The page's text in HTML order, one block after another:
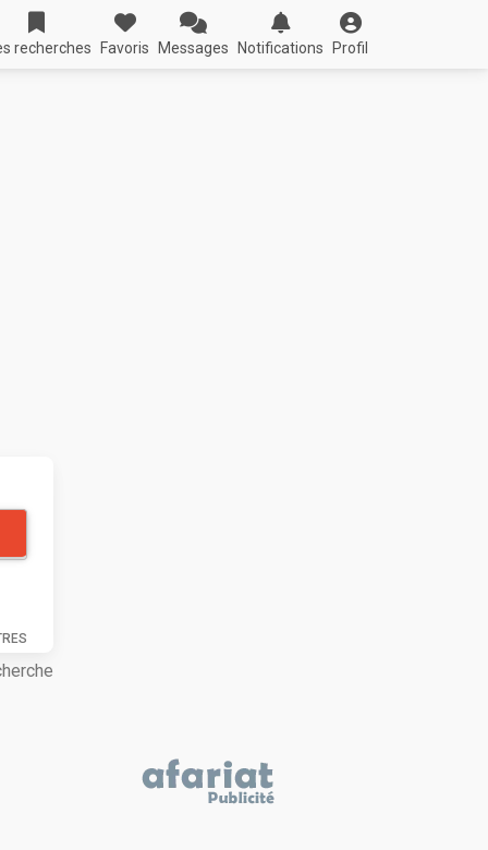
recherches Favoris Messages Notifications Profil